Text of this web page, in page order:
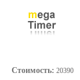
Стоимость: 20390